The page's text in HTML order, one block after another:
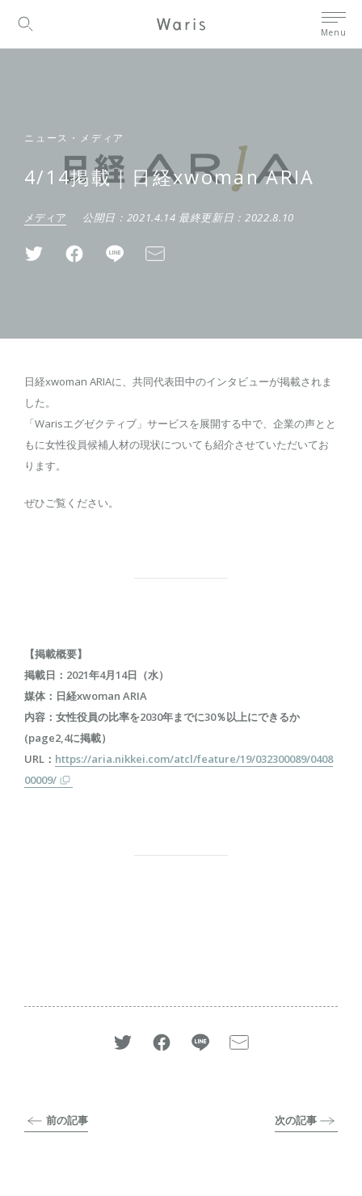
Menu
ニュース・メディア
4/14掲載｜日経xwoman ARIA
メディア 公開日： 2021.4.14 最終更新日：2022.8.10
日経xwoman ARIAに、共同代表田中のインタビューが掲載されま
した。
「Warisエグゼクティブ」サービスを展開する中で、企業の声とと
もに女性役員候補人材の現状についても紹介させていただいてお
ります。
ぜひご覧ください。
【掲載概要】
掲載日：2021年4月14日（水）
媒体：日経xwoman ARIA
内容：女性役員の比率を2030年までに30％以上にできるか
(page2,4に掲載）
URL： https://aria.nikkei.com/atcl/feature/19/032300089/0408
00009/
前の記事 次の記事